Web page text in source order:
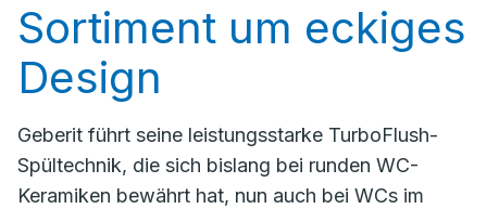
Sortiment um eckiges
Design
Geberit führt seine leistungsstarke TurboFlush-
Spültechnik, die sich bislang bei runden WC-
Keramiken bewährt hat, nun auch bei WCs im